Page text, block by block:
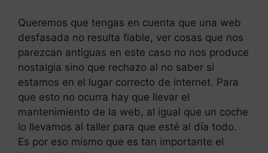
Queremos que tengas en cuenta que una web
desfasada no resulta fiable, ver cosas que nos
parezcan antiguas en este caso no nos produce
nostalgia sino que rechazo al no saber si
estamos en el lugar correcto de internet. Para
que esto no ocurra hay que llevar el
mantenimiento de la web, al igual que un coche
lo llevamos al taller para que esté al día todo.
Es por eso mismo que es tan importante el